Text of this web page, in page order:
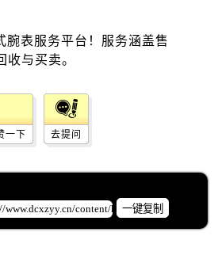
一下 去提问
一键复制